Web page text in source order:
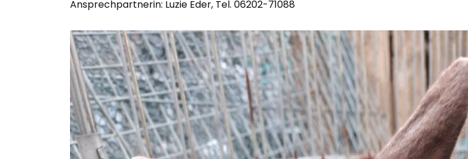
Ansprechpartnerin: Luzie Eder, Tel. 06202-71088